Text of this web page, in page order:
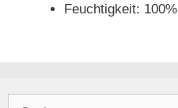
Feuchtigkeit: 100%